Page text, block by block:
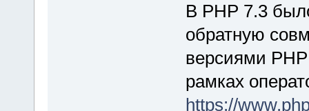
В PHP 7.3
обратную
версиями
рамках
https://